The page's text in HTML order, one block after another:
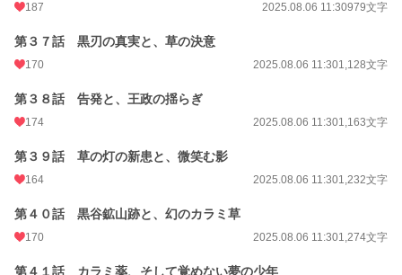
187 2025.08.06 11:30979文字
第３７話 黒刃の真実と、草の決意
170 2025.08.06 11:301,128文字
第３８話 告発と、王政の揺らぎ
174 2025.08.06 11:301,163文字
第３９話 草の灯の新患と、微笑む影
164 2025.08.06 11:301,232文字
第４０話 黒谷鉱山跡と、幻のカラミ草
170 2025.08.06 11:301,274文字
第４１話 カラミ薬、そして覚めない夢の少年